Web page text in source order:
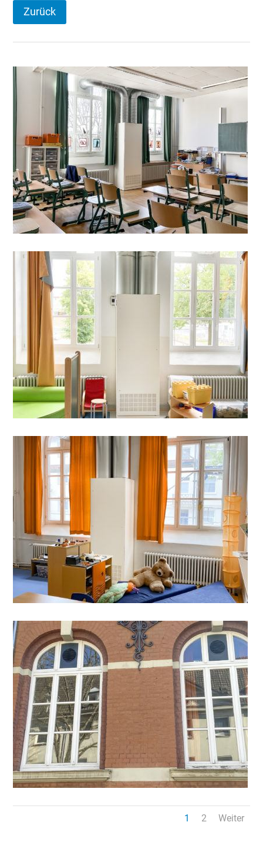
Zurück
1 2 Weiter